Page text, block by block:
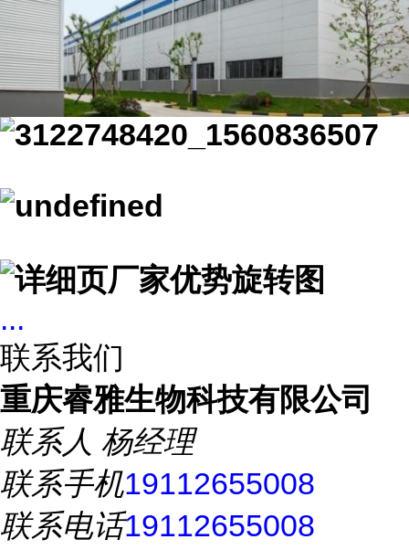
...
联系我们
重庆睿雅生物科技有限公司
联系人 杨经理
联系手机19112655008
联系电话19112655008